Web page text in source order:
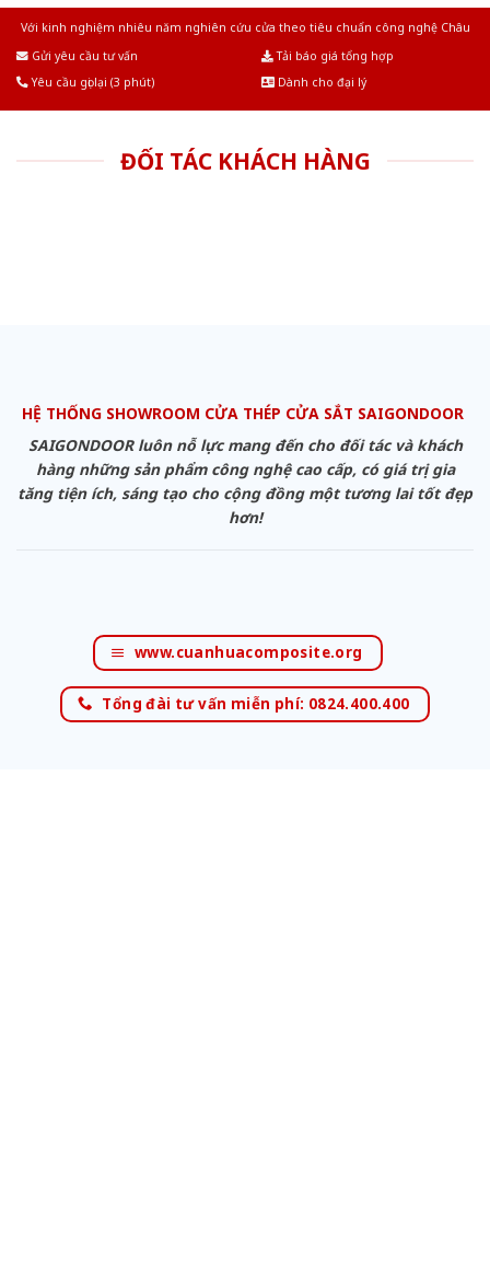
Với kinh nghiệm nhiêu năm nghiên cứu cửa theo tiêu chuẩn công nghệ Châu
Gửi yêu cầu tư vấn
Tải báo giá tổng hợp
Yêu cầu gọi lại (3 phút)
Dành cho đại lý
ĐỐI TÁC KHÁCH HÀNG
HỆ THỐNG SHOWROOM CỬA THÉP CỬA SẮT SAIGONDOOR
SAIGONDOOR luôn nỗ lực mang đến cho đối tác và khách
hàng những sản phẩm công nghệ cao cấp, có giá trị gia
tăng tiện ích, sáng tạo cho cộng đồng một tương lai tốt đẹp
hơn!
www.cuanhuacomposite.org
Tổng đài tư vấn miễn phí: 0824.400.400